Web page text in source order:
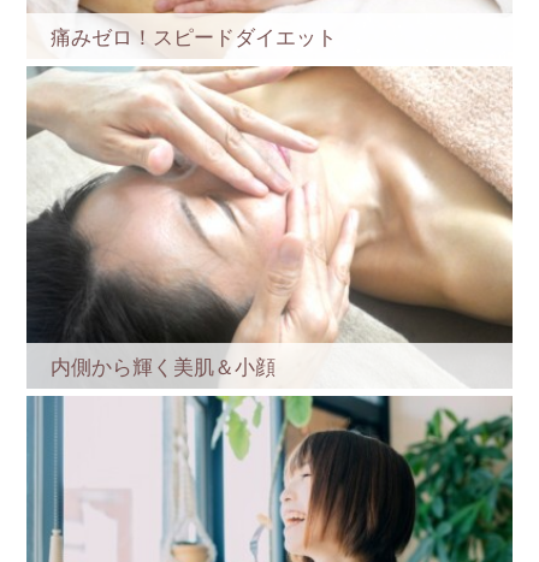
痛みゼロ！スピードダイエット
内側から輝く美肌＆小顔